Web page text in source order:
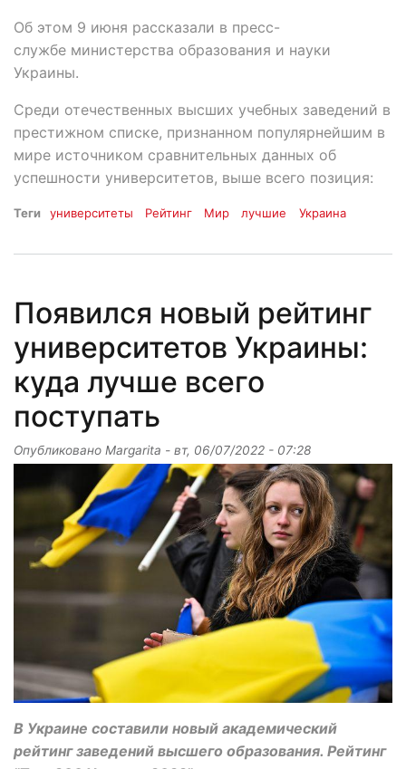
Об этом 9 июня рассказали в пресс-
службе министерства образования и науки
Украины.
Среди отечественных высших учебных заведений в
престижном списке, признанном популярнейшим в
мире источником сравнительных данных об
успешности университетов, выше всего позиция:
Теги университеты Рейтинг Мир лучшие Украина
Появился новый рейтинг
университетов Украины:
куда лучше всего
поступать
Опубликовано Margarita - вт, 06/07/2022 - 07:28
В Украине составили новый академический
рейтинг заведений высшего образования. Рейтинг